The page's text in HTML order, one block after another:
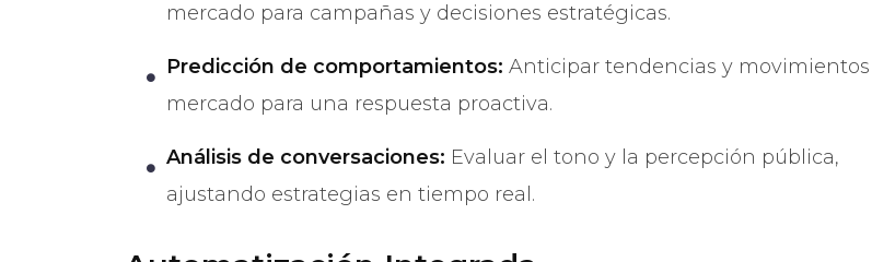
mercado para campañas y decisiones estratégicas.
Predicción de comportamientos: Anticipar tendencias y movimientos
mercado para una respuesta proactiva.
Análisis de conversaciones: Evaluar el tono y la percepción pública,
ajustando estrategias en tiempo real.